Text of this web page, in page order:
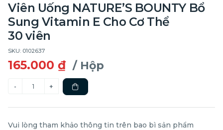
Viên Uống NATURE’S BOUNTY Bổ
Sung Vitamin E Cho Cơ Thể
30 viên
SKU: 0102637
165.000 ₫ / Hộp
Vui lòng tham khảo thông tin trên bao bì sản phẩm